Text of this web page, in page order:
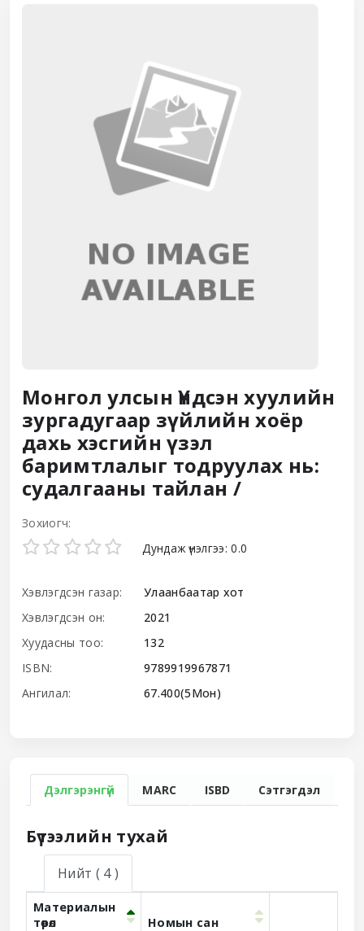
Монгол улсын Үндсэн хуулийн
зургадугаар зүйлийн хоёр
дахь хэсгийн үзэл
баримтлалыг тодруулах нь:
судалгааны тайлан /
Зохиогч:
Star ratings Дундаж үнэлгээ: 0.0
Хэвлэгдсэн газар:
Улаанбаатар хот
Хэвлэгдсэн он:
2021
Хуудасны тоо:
132
ISBN:
9789919967871
Ангилал:
67.400(5Мон)
Дэлгэрэнгүй MARC ISBD Сэтгэгдэл
Бүтээлийн тухай
Нийт ( 4 )
Материалын
төрөл
Номын сан